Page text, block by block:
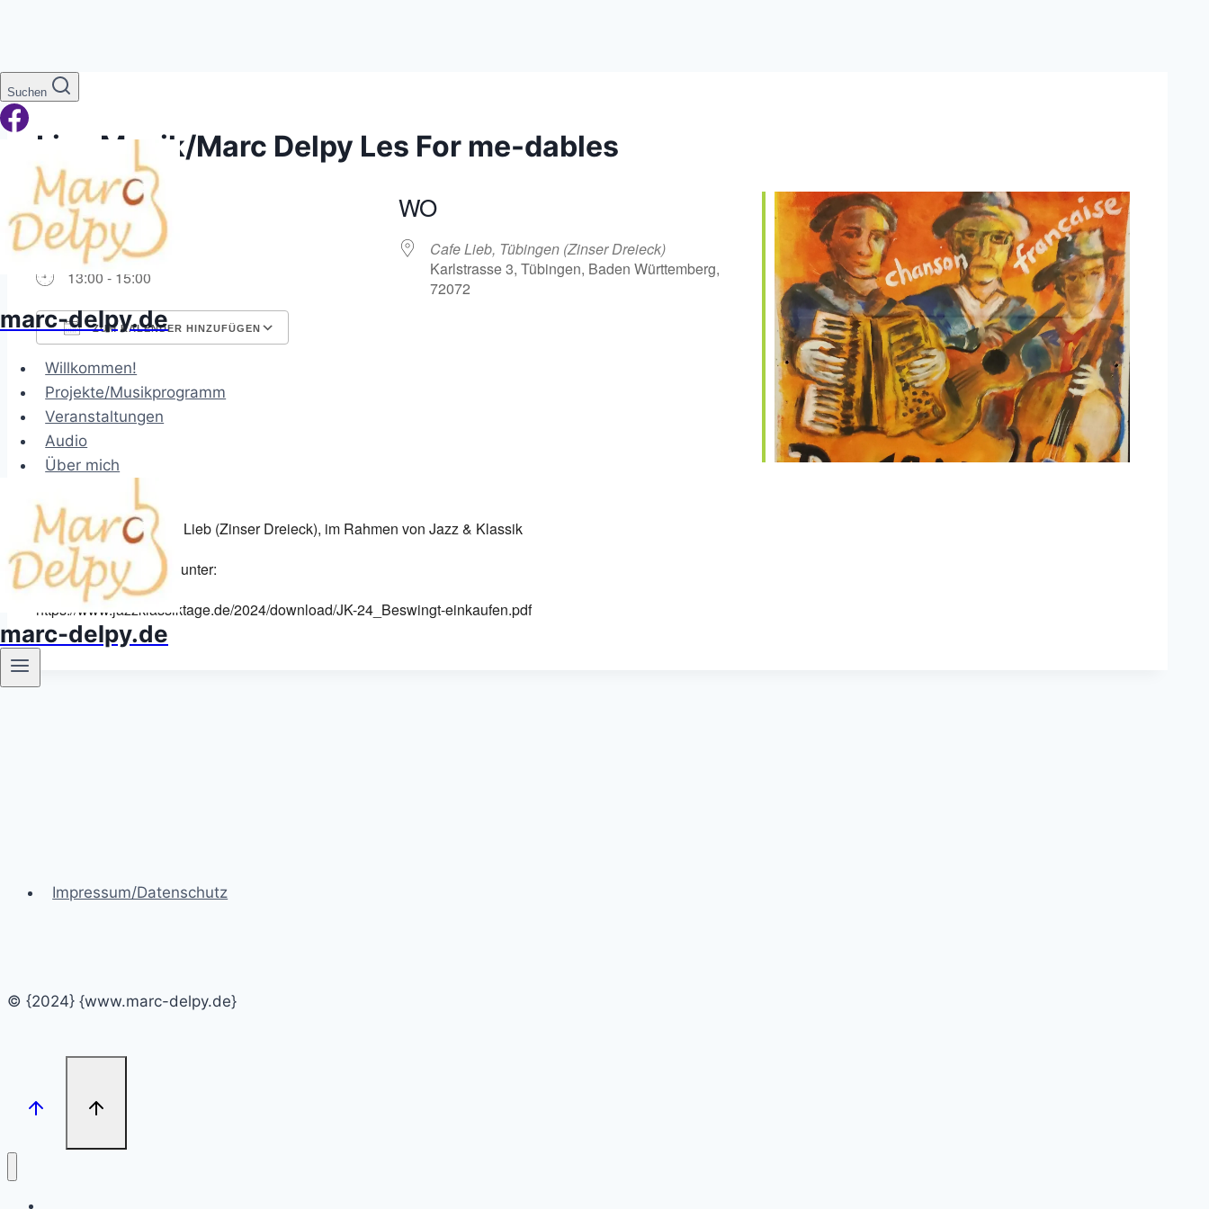
Zum
Inhalt
springen
Suchen
marc-delpy.de
Willkommen!
Projekte/Musikprogramm
Veranstaltungen
Audio
Über mich
marc-delpy.de
Live Musik/Marc Delpy Les For me-dables
WANN
17. Oktober 2026
13:00 - 15:00
ZUM KALENDER HINZUFÜGEN
ICS herunterladen Office 365 Outlook Live
WO
Cafe Lieb, Tübingen (Zinser Dreieck)
Karlstrasse 3, Tübingen, Baden Württemberg,
72072
Im freien vor dem Cafe Lieb (Zinser Dreieck), im Rahmen von Jazz & Klassik
Infos vom Veranstalter unter:
https://www.jazzklassiktage.de/2024/download/JK-24_Beswingt-einkaufen.pdf
Impressum/Datenschutz
© {2024} {www.marc-delpy.de}